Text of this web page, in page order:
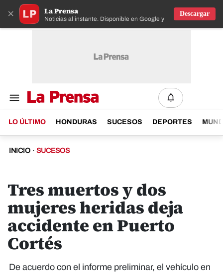
× La Prensa
Noticias al instante. Disponible en Google y IOS
Descargar
LO ÚLTIMO HONDURAS SUCESOS DEPORTES
INICIO · SUCESOS
Tres muertos y dos
mujeres heridas deja
accidente en Puerto
Cortés
De acuerdo con el informe preliminar, el vehículo en